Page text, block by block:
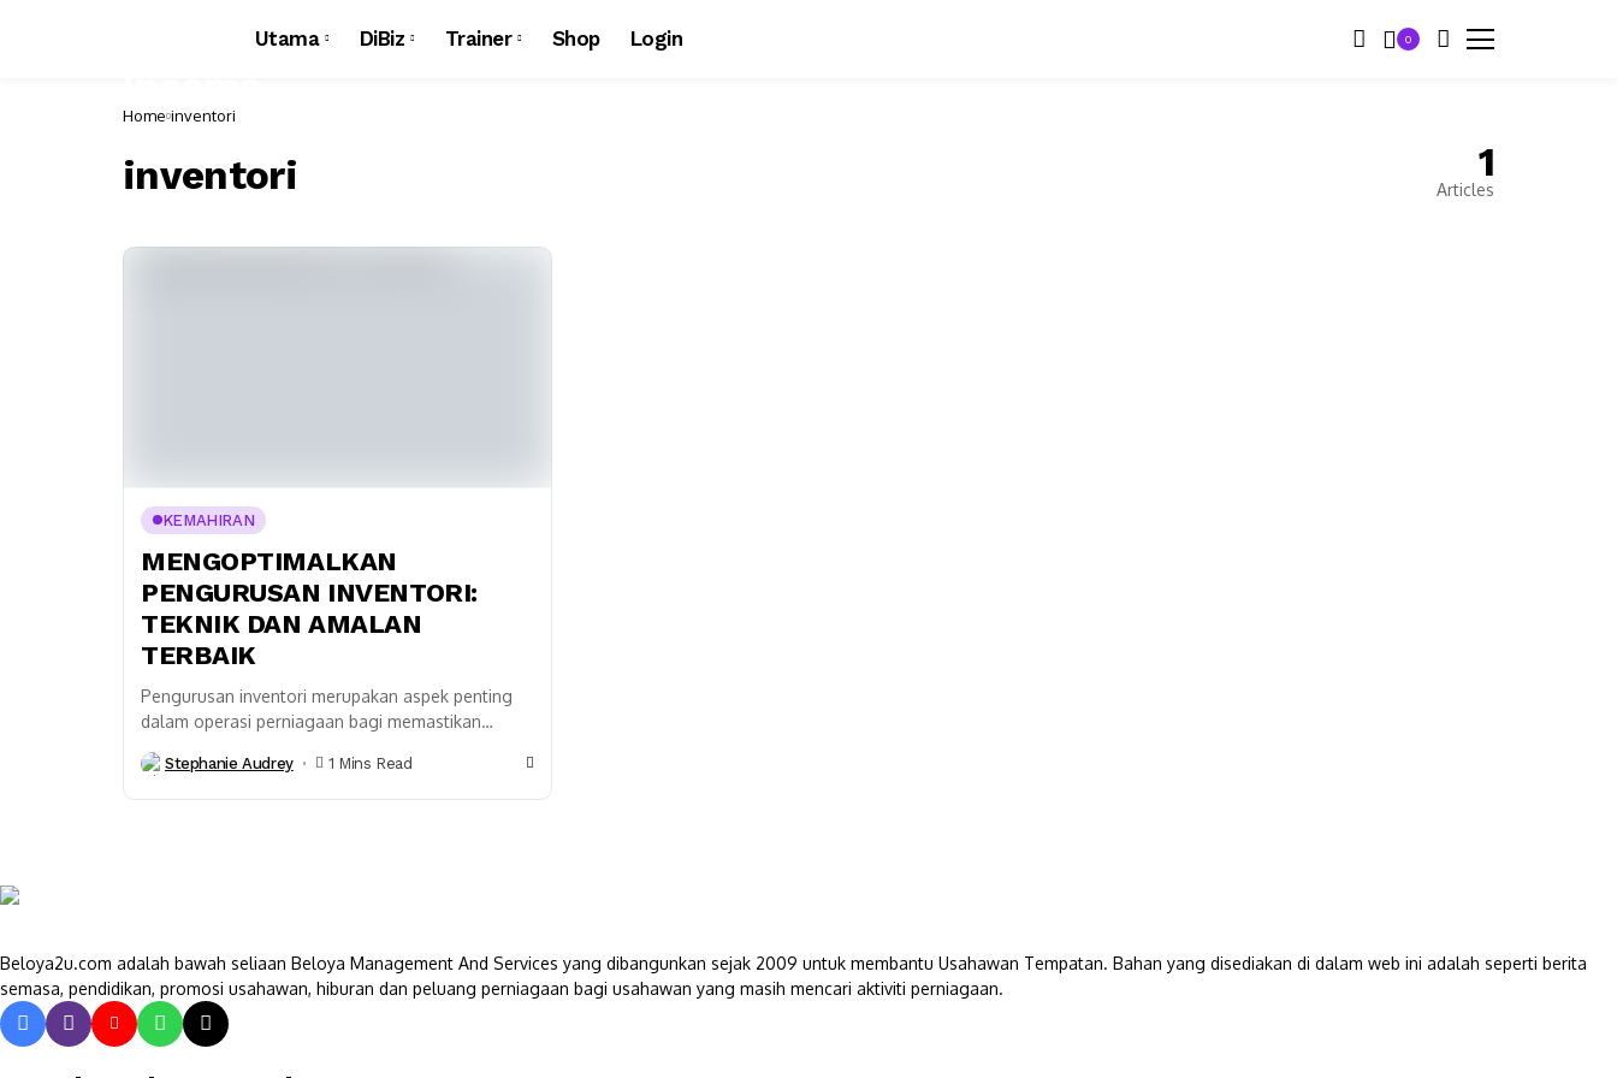
Utama DiBiz Trainer Shop Login 0
Home inventori
inventori 1
Articles
KEMAHIRAN
MENGOPTIMALKAN
PENGURUSAN INVENTORI:
TEKNIK DAN AMALAN
TERBAIK
Pengurusan inventori merupakan aspek penting
dalam operasi perniagaan bagi memastikan
Dengan menerapkan teknik dan amalan terbaik
Stephanie Audrey 1 Mins Read
Beloya2u.com adalah bawah seliaan Beloya Management And Services yang dibangunkan sejak 2009 untuk membantu Usahawan Tempatan. Bahan yang disediakan di dalam web ini adalah seperti berita
semasa, pendidikan, promosi usahawan, hiburan dan peluang perniagaan bagi usahawan yang masih mencari aktiviti perniagaan.